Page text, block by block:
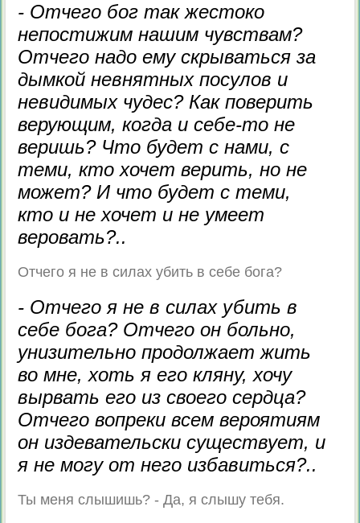
- Отчего бог так жестоко
непостижим нашим чувствам?
Отчего надо ему скрываться за
дымкой невнятных посулов и
невидимых чудес? Как поверить
верующим, когда и себе-то не
веришь? Что будет с нами, с
теми, кто хочет верить, но не
может? И что будет с теми,
кто и не хочет и не умеет
веровать?..
Отчего я не в силах убить в себе бога?
- Отчего я не в силах убить в
себе бога? Отчего он больно,
унизительно продолжает жить
во мне, хоть я его кляну, хочу
вырвать его из своего сердца?
Отчего вопреки всем вероятиям
он издевательски существует, и
я не могу от него избавиться?..
Ты меня слышишь? - Да, я слышу тебя.